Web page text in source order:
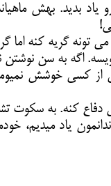
یاد بدید. بهش
می تونه گریه
اگه به سن نوشتن
از کسی خوشش
یاد